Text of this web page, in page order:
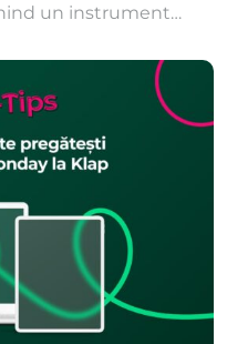
un instrument
cât timp putem să
smartphone?
Counterpoint
a unui smartphone
acest interval poate